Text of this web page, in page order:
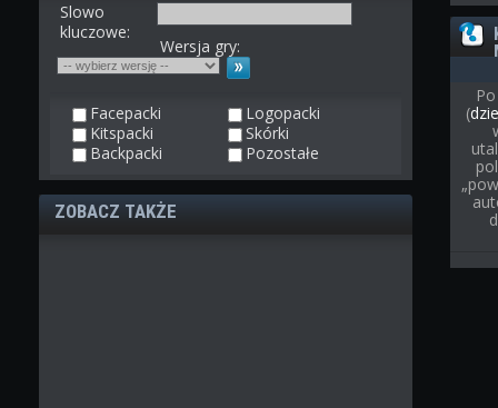
Slowo
kluczowe:
Wersja gry:
Facepacki
Logopacki
Kitspacki
Skórki
Backpacki
Pozostałe
ZOBACZ TAKŻE
(